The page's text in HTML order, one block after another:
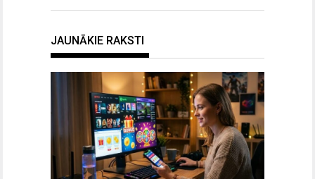
JAUNĀKIE RAKSTI